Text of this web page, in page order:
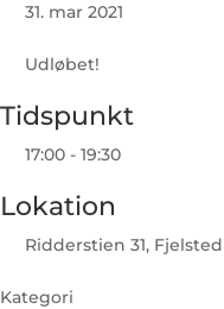
31. mar 2021
Udløbet!
Tidspunkt
17:00 - 19:30
Lokation
Ridderstien 31, Fjelsted
Kategori